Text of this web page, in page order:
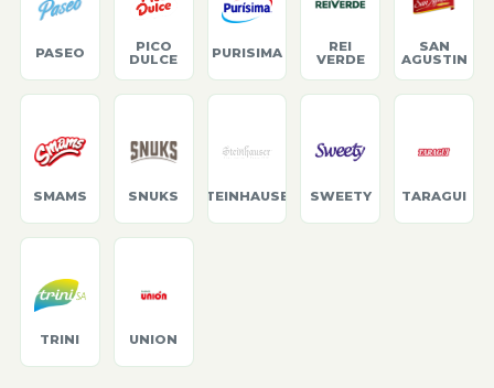
PASEO
PICO
DULCE
PURISIMA
REI
VERDE
SAN
AGUSTIN
SMAMS SNUKS STEINHAUSER SWEETY TARAGUI
TRINI UNION